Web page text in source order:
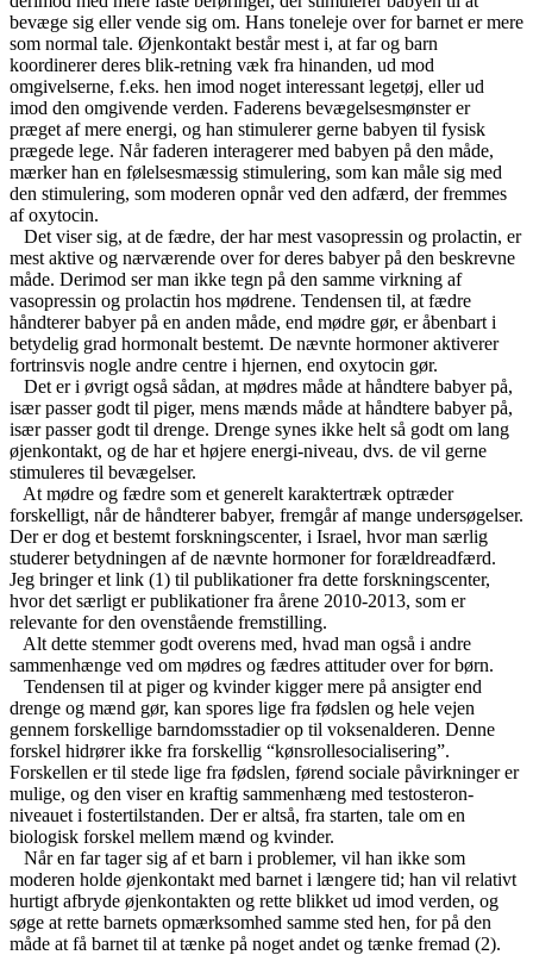
bevæge sig eller vende sig om. Hans toneleje over for barnet er mere
som normal tale. Øjenkontakt består mest i, at far og barn
koordinerer deres blik-retning væk fra hinanden, ud mod
omgivelserne, f.eks. hen imod noget interessant legetøj, eller ud
imod den omgivende verden. Faderens bevægelsesmønster er
præget af mere energi, og han stimulerer gerne babyen til fysisk
prægede lege. Når faderen interagerer med babyen på den måde,
mærker han en følelsesmæssig stimulering, som kan måle sig med
den stimulering, som moderen opnår ved den adfærd, der fremmes
af oxytocin.
Det viser sig, at de fædre, der har mest vasopressin og prolactin, er
mest aktive og nærværende over for deres babyer på den beskrevne
måde. Derimod ser man ikke tegn på den samme virkning af
vasopressin og prolactin hos mødrene. Tendensen til, at fædre
håndterer babyer på en anden måde, end mødre gør, er åbenbart i
betydelig grad hormonalt bestemt. De nævnte hormoner aktiverer
fortrinsvis nogle andre centre i hjernen, end oxytocin gør.
Det er i øvrigt også sådan, at mødres måde at håndtere babyer på,
især passer godt til piger, mens mænds måde at håndtere babyer på,
især passer godt til drenge. Drenge synes ikke helt så godt om lang
øjenkontakt, og de har et højere energi-niveau, dvs. de vil gerne
stimuleres til bevægelser.
At mødre og fædre som et generelt karaktertræk optræder
forskelligt, når de håndterer babyer, fremgår af mange undersøgelser.
Der er dog et bestemt forskningscenter, i Israel, hvor man særlig
studerer betydningen af de nævnte hormoner for forældreadfærd.
Jeg bringer et link (1) til publikationer fra dette forskningscenter,
hvor det særligt er publikationer fra årene 2010-2013, som er
relevante for den ovenstående fremstilling.
Alt dette stemmer godt overens med, hvad man også i andre
sammenhænge ved om mødres og fædres attituder over for børn.
Tendensen til at piger og kvinder kigger mere på ansigter end
drenge og mænd gør, kan spores lige fra fødslen og hele vejen
gennem forskellige barndomsstadier op til voksenalderen. Denne
forskel hidrører ikke fra forskellig “kønsrollesocialisering”.
Forskellen er til stede lige fra fødslen, førend sociale påvirkninger er
mulige, og den viser en kraftig sammenhæng med testosteron-
niveauet i fostertilstanden. Der er altså, fra starten, tale om en
biologisk forskel mellem mænd og kvinder.
Når en far tager sig af et barn i problemer, vil han ikke som
moderen holde øjenkontakt med barnet i længere tid; han vil relativt
hurtigt afbryde øjenkontakten og rette blikket ud imod verden, og
søge at rette barnets opmærksomhed samme sted hen, for på den
måde at få barnet til at tænke på noget andet og tænke fremad (2).